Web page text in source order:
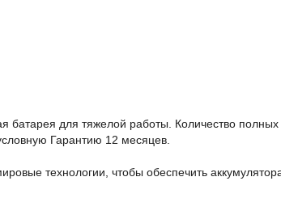
батарея для тяжелой работы. Количество
Гарантию 12 месяцев.
технологии, чтобы обеспечить